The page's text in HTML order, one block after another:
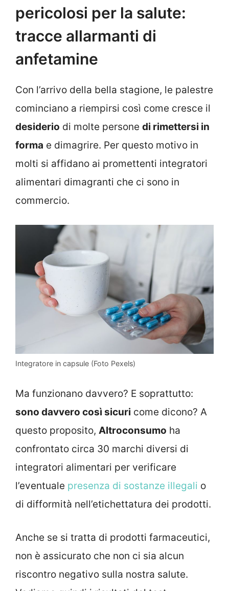
pericolosi per la salute:
tracce allarmanti di
anfetamine
Con l’arrivo della bella stagione, le palestre
cominciano a riempirsi così come cresce il
desiderio di molte persone di rimettersi in
forma e dimagrire. Per questo motivo in
molti si affidano ai promettenti integratori
alimentari dimagranti che ci sono in
commercio.
Integratore in capsule (Foto Pexels)
Ma funzionano davvero? E soprattutto:
sono davvero così sicuri come dicono? A
questo proposito, Altroconsumo ha
confrontato circa 30 marchi diversi di
integratori alimentari per verificare
l’eventuale presenza di sostanze illegali o
di difformità nell’etichettatura dei prodotti.
Anche se si tratta di prodotti farmaceutici,
non è assicurato che non ci sia alcun
riscontro negativo sulla nostra salute.